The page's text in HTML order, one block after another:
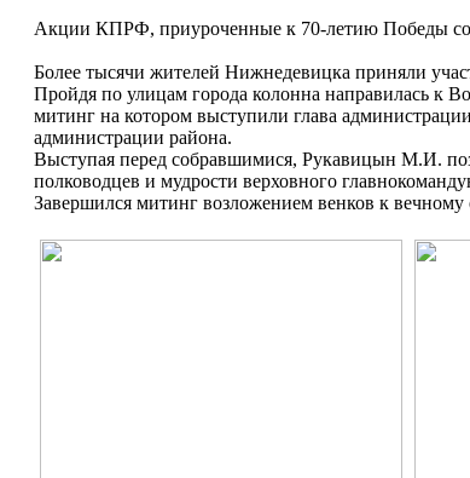
Акции КПРФ, приуроченные к 70-летию Победы
Более тысячи жителей Нижнедевицка приняли
Пройдя по улицам города колонна направилась к
митинг на котором выступили глава
администрации района.
Выступая перед собравшимися, Рукавицын М.И.
полководцев и мудрости верховного
Завершился митинг возложением венков к